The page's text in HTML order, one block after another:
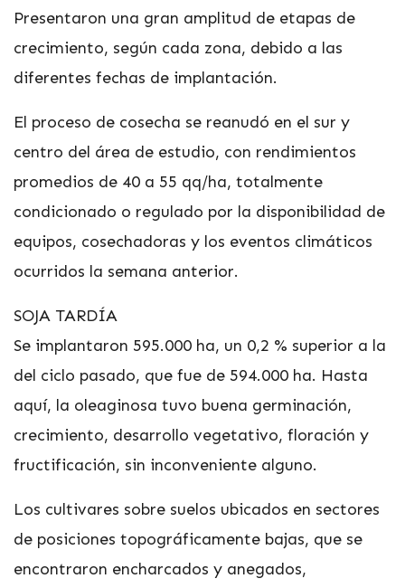
Presentaron una gran amplitud de etapas de
crecimiento, según cada zona, debido a las
diferentes fechas de implantación.
El proceso de cosecha se reanudó en el sur y
centro del área de estudio, con rendimientos
promedios de 40 a 55 qq/ha, totalmente
condicionado o regulado por la disponibilidad de
equipos, cosechadoras y los eventos climáticos
ocurridos la semana anterior.
SOJA TARDÍA
Se implantaron 595.000 ha, un 0,2 % superior a la
del ciclo pasado, que fue de 594.000 ha. Hasta
aquí, la oleaginosa tuvo buena germinación,
crecimiento, desarrollo vegetativo, floración y
fructificación, sin inconveniente alguno.
Los cultivares sobre suelos ubicados en sectores
de posiciones topográficamente bajas, que se
encontraron encharcados y anegados,